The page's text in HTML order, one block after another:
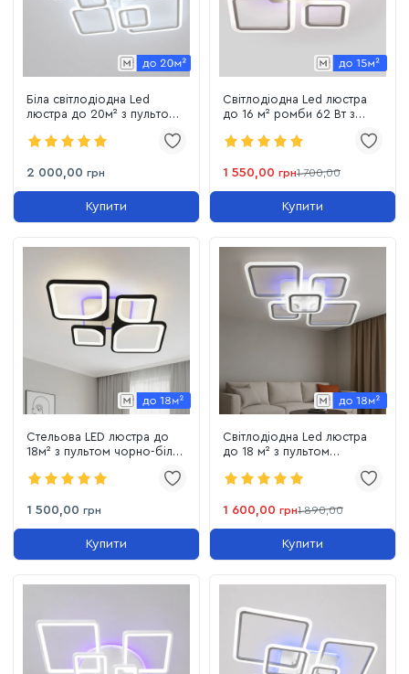
Біла світлодіодна Led
люстра до 20м² з пультом
(A8160/6WH)
2 000,00 грн
Купити
Світлодіодна Led люстра
до 16 м² ромби 62 Вт з
(A8060/2+2WH LED 3color)
1 550,00 грн1 700,00
Купити
Стельова LED люстра до
18м² з пультом чорно-білий
1 500,00 грн
Купити
Світлодіодна Led люстра
до 18 м² з пультом
підсвічуванням (1140/2+3
1 600,00 грн1 890,00
Купити